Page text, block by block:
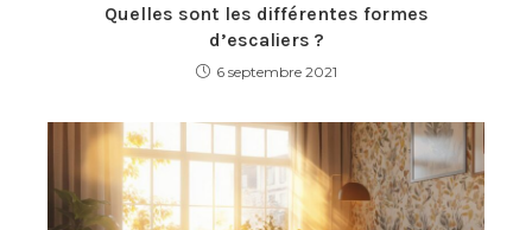
Quelles sont les différentes formes
d’escaliers ?
6 septembre 2021